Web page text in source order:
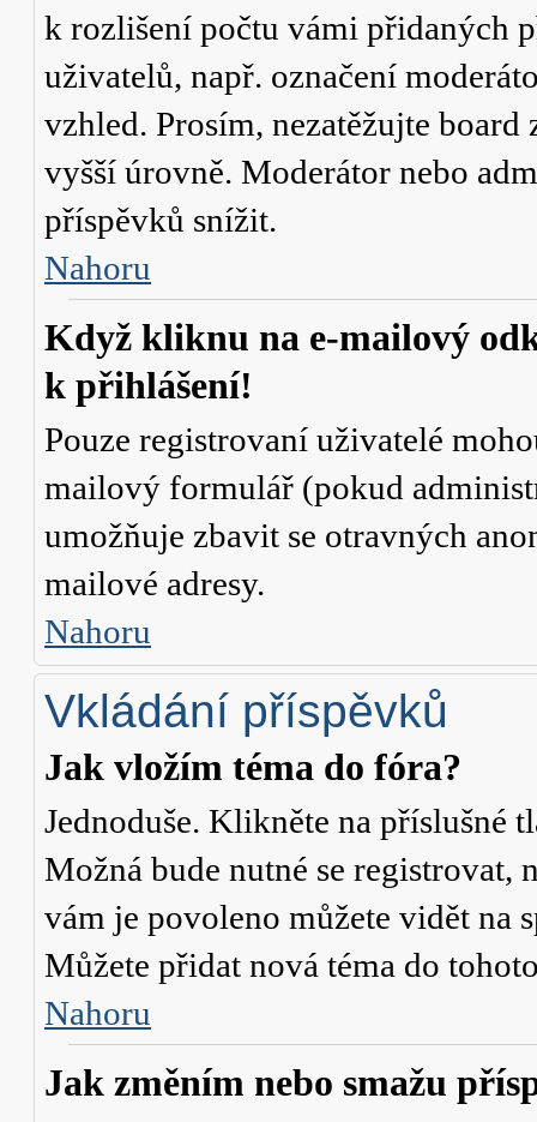
k rozlišení počtu vámi přidaných
uživatelů, např. označení
vzhled. Prosím, nezatěžujte
vyšší úrovně. Moderátor nebo
příspěvků snížit.
Nahoru
Když kliknu na e-mailový
k přihlášení!
Pouze registrovaní uživatelé
mailový formulář (pokud
umožňuje zbavit se otravných
mailové adresy.
Nahoru
Vkládání příspěvků
Jak vložím téma do fóra?
Jednoduše. Klikněte na příslušné
Možná bude nutné se registrovat,
vám je povoleno můžete vidět na
Můžete přidat nová téma do
Nahoru
Jak změním nebo smažu